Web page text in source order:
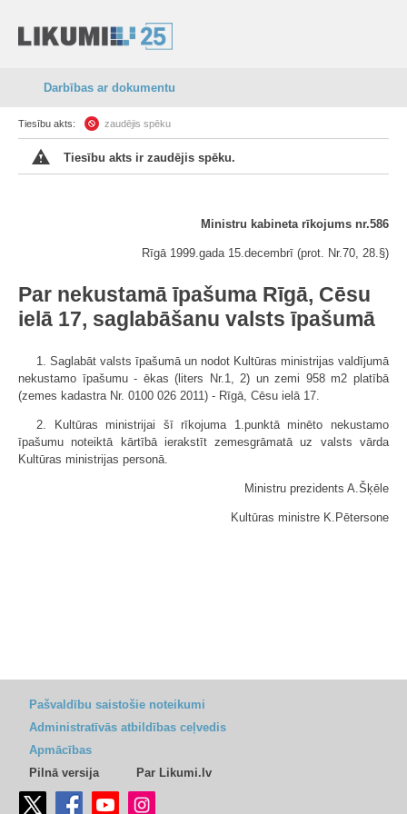
Darbības ar dokumentu
Tiesību akts: zaudējis spēku
Tiesību akts ir zaudējis spēku.
Ministru kabineta rīkojums nr.586
Rīgā 1999.gada 15.decembrī (prot. Nr.70, 28.§)
Par nekustamā īpašuma Rīgā, Cēsu
ielā 17, saglabāšanu valsts īpašumā
1. Saglabāt valsts īpašumā un nodot Kultūras ministrijas valdījumā
nekustamo īpašumu - ēkas (liters Nr.1, 2) un zemi 958 m2 platībā
(zemes kadastra Nr. 0100 026 2011) - Rīgā, Cēsu ielā 17.
2. Kultūras ministrijai šī rīkojuma 1.punktā minēto nekustamo
īpašumu noteiktā kārtībā ierakstīt zemesgrāmatā uz valsts vārda
Kultūras ministrijas personā.
Ministru prezidents A.Šķēle
Kultūras ministre K.Pētersone
Pašvaldību saistošie noteikumi
Administratīvās atbildības ceļvedis
Apmācības
Pilnā versija
Par Likumi.lv